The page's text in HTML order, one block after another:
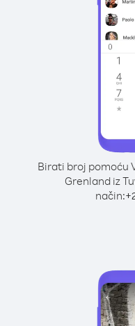
Birati broj pomoću
Grenland iz
način:+